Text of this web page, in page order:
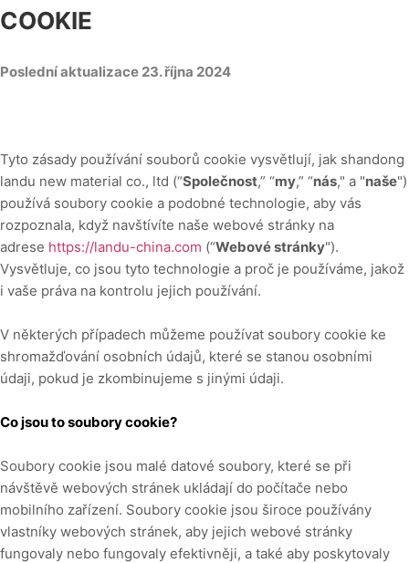
COOKIE
Poslední aktualizace 23. října 2024
Tyto zásady používání souborů cookie vysvětlují, jak shandong
landu new material co., ltd (“Společnost,” “my,” “nás," a "naše")
používá soubory cookie a podobné technologie, aby vás
rozpoznala, když navštívíte naše webové stránky na
adrese https://landu-china.com (“Webové stránky").
Vysvětluje, co jsou tyto technologie a proč je používáme, jakož
i vaše práva na kontrolu jejich používání.
V některých případech můžeme používat soubory cookie ke
shromažďování osobních údajů, které se stanou osobními
údaji, pokud je zkombinujeme s jinými údaji.
Co jsou to soubory cookie?
Soubory cookie jsou malé datové soubory, které se při
návštěvě webových stránek ukládají do počítače nebo
mobilního zařízení. Soubory cookie jsou široce používány
vlastníky webových stránek, aby jejich webové stránky
fungovaly nebo fungovaly efektivněji, a také aby poskytovaly